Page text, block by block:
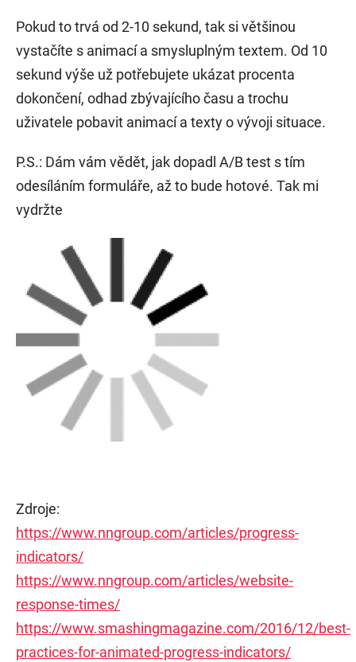
Pokud to trvá od 2-10 sekund, tak si většinou
vystačíte s animací a smysluplným textem. Od 10
sekund výše už potřebujete ukázat procenta
dokončení, odhad zbývajícího času a trochu
uživatele pobavit animací a texty o vývoji situace.
P.S.: Dám vám vědět, jak dopadl A/B test s tím
odesíláním formuláře, až to bude hotové. Tak mi
vydržte
Zdroje:
https://www.nngroup.com/articles/progress-
indicators/
https://www.nngroup.com/articles/website-
response-times/
https://www.smashingmagazine.com/2016/12/best-
practices-for-animated-progress-indicators/